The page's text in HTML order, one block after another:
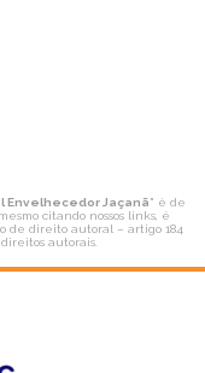
Envelhecedor Jaçanã" é de
citando nossos links, é
de direito autoral – artigo 184
autorais.